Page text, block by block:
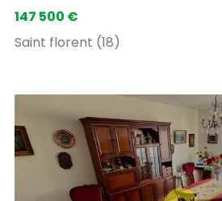
147 500 €
Saint florent (18)